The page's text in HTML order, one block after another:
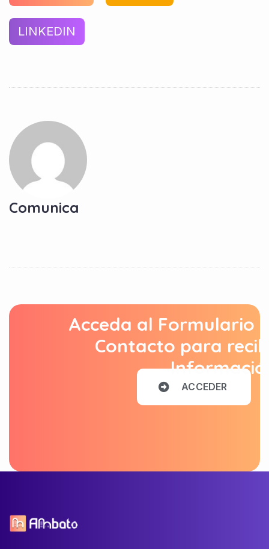
LINKEDIN
Comunica
Acceda al Formulario
Contacto para
ACCEDER